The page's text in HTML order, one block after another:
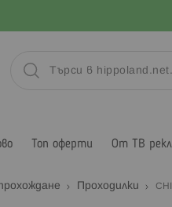
Топ оферти От ТВ
Проходилки